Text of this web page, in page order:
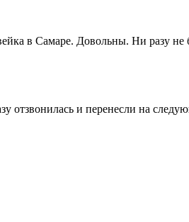
в Самаре. Довольны. Ни разу
отзвонилась и перенесли на